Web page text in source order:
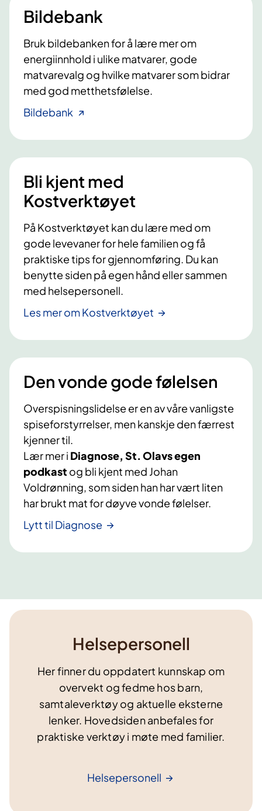
Bildebank
Bruk bildebanken for å lære mer om
energiinnhold i ulike matvarer, gode
matvarevalg og hvilke matvarer som bidrar
med god metthetsfølelse.
Bildebank
Bli kjent med
Kostverktøyet
På Kostverktøyet kan du lære med om
gode levevaner for hele familien og få
praktiske tips for gjennomføring. Du kan
benytte siden på egen hånd eller sammen
med helsepersonell.
Les mer om Kostverktøyet
Den vonde gode følelsen
Overspisningslidelse er en av våre vanligste
spiseforstyrrelser, men kanskje den færrest
kjenner til.
Lær mer i Diagnose, St. Olavs egen
podkast og bli kjent med Johan
Voldrønning, som siden han har vært liten
har brukt mat for døyve vonde følelser.
Lytt til Diagnose
Helsepersonell
Her finner du oppdatert kunnskap om
overvekt og fedme hos barn,
samtaleverktøy og aktuelle eksterne
lenker. Hovedsiden anbefales for
praktiske verktøy i møte med familier.
Helsepersonell